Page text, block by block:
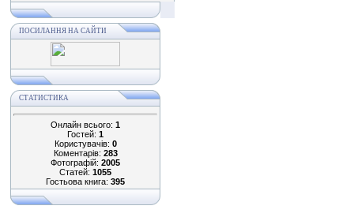
ПОСИЛАННЯ НА САЙТИ
СТАТИСТИКА
Онлайн всього: 1
Гостей: 1
Користувачів: 0
Коментарів: 283
Фотографій: 2005
Статей: 1055
Гостьова книга: 395